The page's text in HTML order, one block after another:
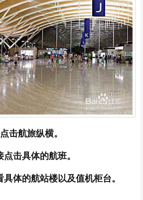
击航旅纵横。
击具体的航班。
体的航站楼以及值机柜台。